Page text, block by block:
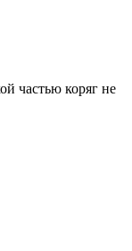
частью коряг не